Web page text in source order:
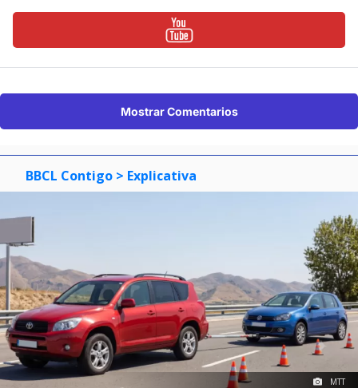
Mostrar Comentarios
BBCL Contigo > Explicativa
MTT